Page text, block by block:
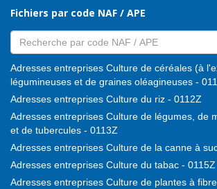
Fichiers par code NAF / APE
Adresses entreprises Culture de céréales (à
légumineuses et de graines oléagineuses -
Adresses entreprises Culture du riz - 0112Z
Adresses entreprises Culture de légumes, de
et de tubercules - 0113Z
Adresses entreprises Culture de la canne à
Adresses entreprises Culture du tabac - 0115Z
Adresses entreprises Culture de plantes à